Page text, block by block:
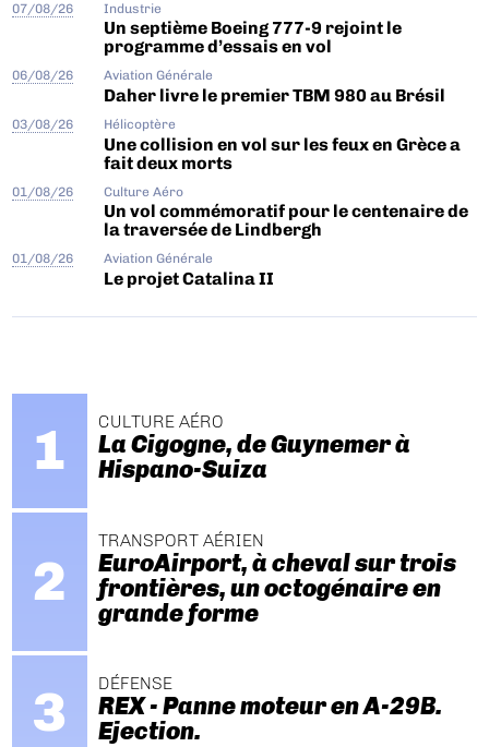
07/08/26 Industrie
Un septième Boeing 777-9 rejoint le
programme d’essais en vol
06/08/26 Aviation Générale
Daher livre le premier TBM 980 au Brésil
03/08/26 Hélicoptère
Une collision en vol sur les feux en Grèce a
fait deux morts
01/08/26 Culture Aéro
Un vol commémoratif pour le centenaire de
la traversée de Lindbergh
01/08/26 Aviation Générale
Le projet Catalina II
CULTURE AÉRO
La Cigogne, de Guynemer à
Hispano-Suiza
TRANSPORT AÉRIEN
EuroAirport, à cheval sur trois
frontières, un octogénaire en
grande forme
DÉFENSE
REX - Panne moteur en A-29B.
Ejection.